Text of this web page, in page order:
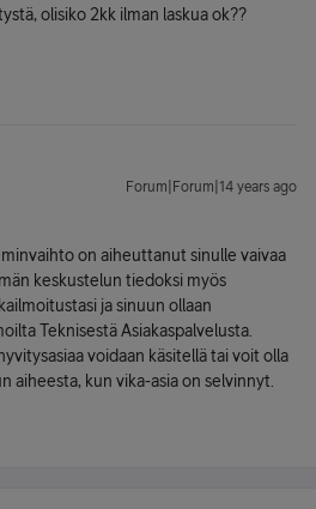
olisiko 2kk ilman laskua ok??
Forum|Forum|14 years ago
on aiheuttanut sinulle vaivaa
keskustelun tiedoksi myös
ja sinuun ollaan
Teknisestä Asiakaspalvelusta.
voidaan käsitellä tai voit olla
aiheesta, kun vika-asia on selvinnyt.